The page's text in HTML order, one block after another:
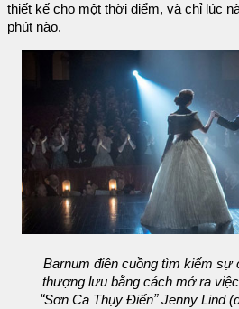
thiết kế cho một thời điểm, và chỉ lúc
phút nào.
Barnum điên cuồng tìm kiếm sự
thượng lưu bằng cách mở ra
“Sơn Ca Thụy Điển”Jenny Lind